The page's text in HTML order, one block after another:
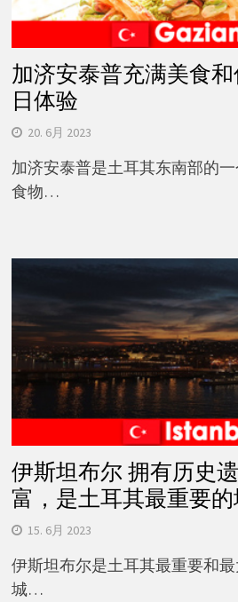
加济安泰普充满美食
日体验
20. 6月 2023
加济安泰普是土耳其东南部的
食物…
伊斯坦布尔 拥有历史
富，是土耳其最重要的
15. 6月 2023
伊斯坦布尔是土耳其最重要和
城…